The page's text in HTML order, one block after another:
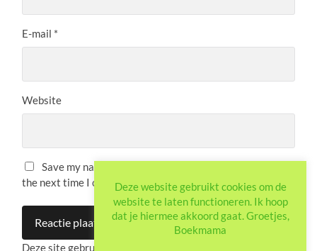
E-mail *
Website
Save my name, email, and website in this browser for
the next time I comment.
Deze site gebruikt Akismet om spam te verminderen.
Deze website gebruikt cookies om de
website te laten functioneren. Ik hoop
dat je hiermee akkoord gaat. Groetjes,
Boekmama